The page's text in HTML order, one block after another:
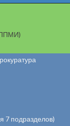
7 подразделов)